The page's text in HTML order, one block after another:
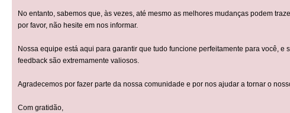
No entanto, sabemos que, às vezes, até mesmo as melhores mudanças podem
por favor, não hesite em nos informar.
Nossa equipe está aqui para garantir que tudo funcione perfeitamente para você,
feedback são extremamente valiosos.
Agradecemos por fazer parte da nossa comunidade e por nos ajudar a tornar o
Com gratidão,